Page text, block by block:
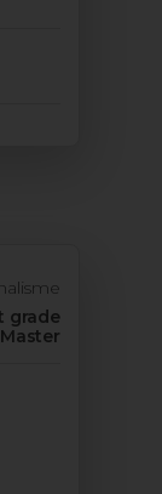
grade
Master